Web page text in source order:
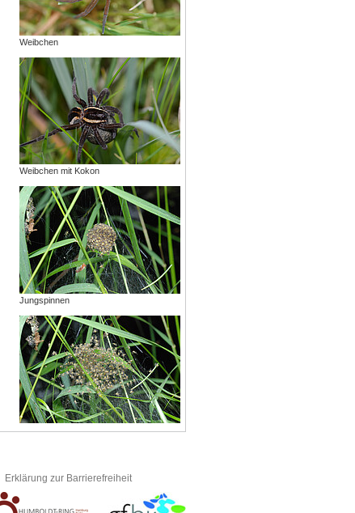
Weibchen
Weibchen mit Kokon
Jungspinnen
Erklärung zur Barrierefreiheit